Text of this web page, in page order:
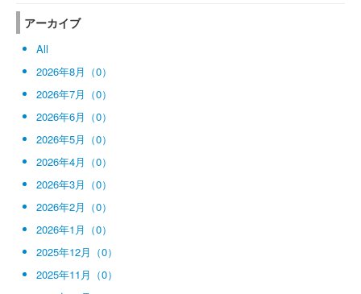
アーカイブ
All
2026年8月（0）
2026年7月（0）
2026年6月（0）
2026年5月（0）
2026年4月（0）
2026年3月（0）
2026年2月（0）
2026年1月（0）
2025年12月（0）
2025年11月（0）